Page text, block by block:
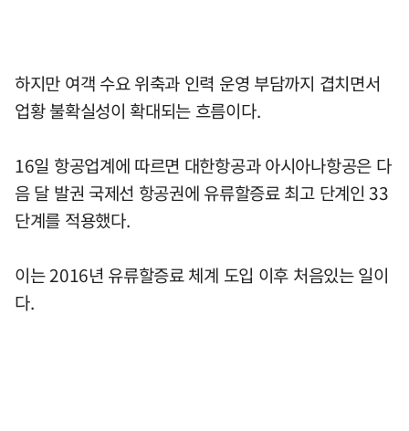
하지만 여객 수요 위축과 인력 운영 부담까지 겹치면서
업황 불확실성이 확대되는 흐름이다.
16일 항공업계에 따르면 대한항공과 아시아나항공은 다
음 달 발권 국제선 항공권에 유류할증료 최고 단계인 33
단계를 적용했다.
이는 2016년 유류할증료 체계 도입 이후 처음있는 일이
다.